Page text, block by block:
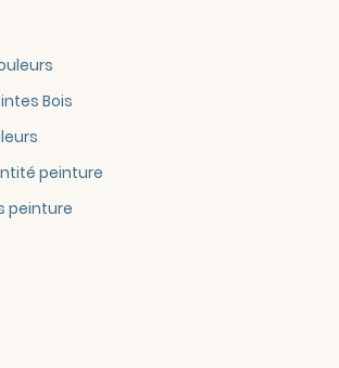
Bois
peinture
peinture